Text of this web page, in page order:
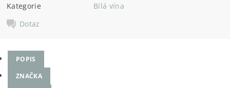
Kategorie
Bílá vína
Dotaz
POPIS
ZNAČKA